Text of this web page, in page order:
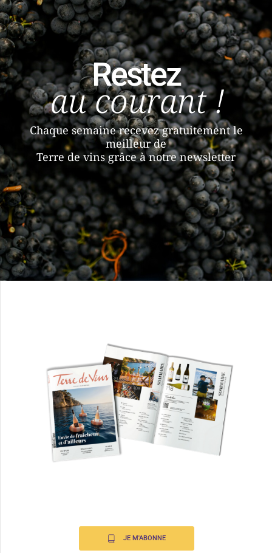
Restez
au courant !
Chaque semaine recevez gratuitement le
meilleur de
Terre de vins grâce à notre newsletter
JE M'ABONNE